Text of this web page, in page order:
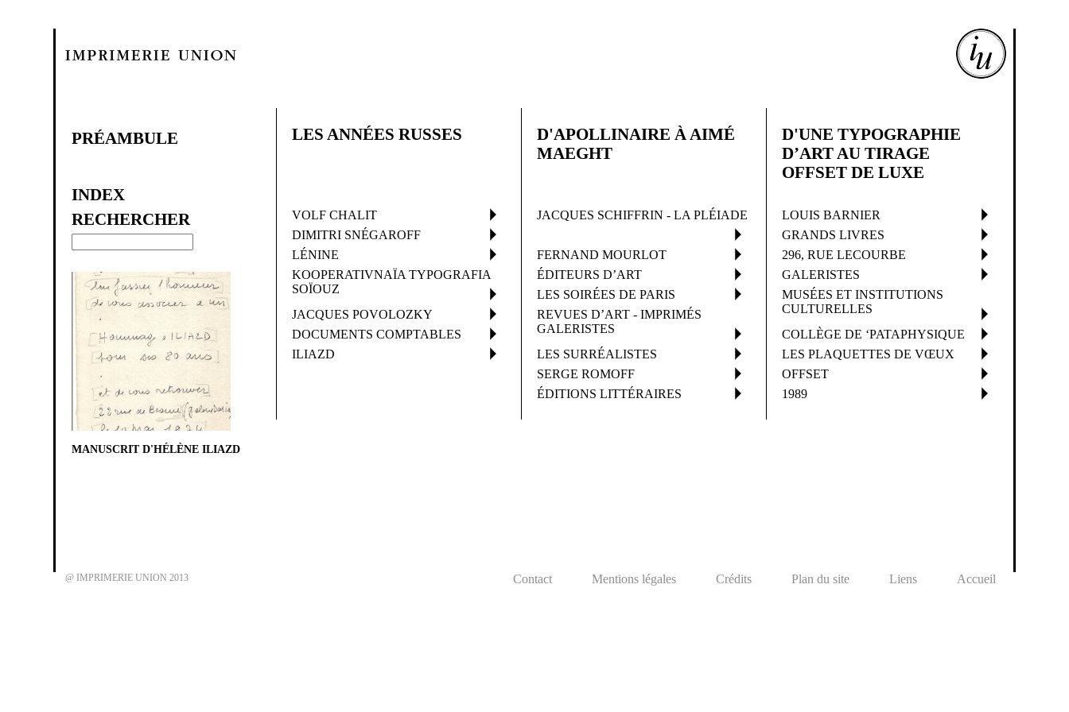
LES ANNÉES RUSSES
VOLF CHALIT
DIMITRI SNÉGAROFF
LÉNINE
KOOPERATIVNAÏA TYPOGRAFIA
SOÏOUZ
JACQUES POVOLOZKY
DOCUMENTS COMPTABLES
ILIAZD
D'APOLLINAIRE À AIMÉ
MAEGHT
JACQUES SCHIFFRIN - LA PLÉIADE
FERNAND MOURLOT
ÉDITEURS D’ART
LES SOIRÉES DE PARIS
REVUES D’ART - IMPRIMÉS
GALERISTES
LES SURRÉALISTES
SERGE ROMOFF
ÉDITIONS LITTÉRAIRES
D'UNE TYPOGRAPHIE
D’ART AU TIRAGE
OFFSET DE LUXE
LOUIS BARNIER
GRANDS LIVRES
296, RUE LECOURBE
GALERISTES
MUSÉES ET INSTITUTIONS
CULTURELLES
COLLÈGE DE ‘PATAPHYSIQUE
LES PLAQUETTES DE VŒUX
OFFSET
1989
PRÉAMBULE
INDEX
RECHERCHER
MANUSCRIT D'HÉLÈNE ILIAZD
Contact Mentions légales Crédits Plan du site Liens Accueil
@ IMPRIMERIE UNION 2013